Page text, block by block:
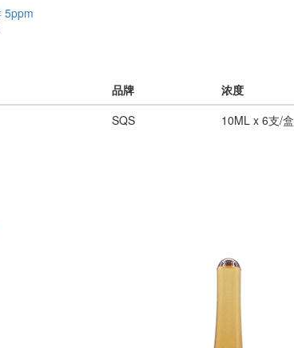
5ppm
品牌 浓度
SQS 10ML x 6支/盒